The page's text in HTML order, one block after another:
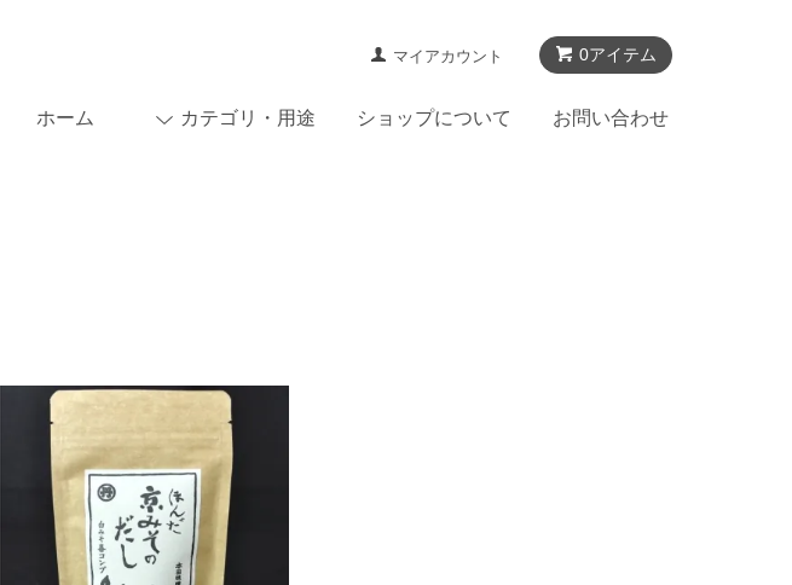
0アイテム
マイアカウント
ホーム カテゴリ・用途 ショップについて お問い合わせ